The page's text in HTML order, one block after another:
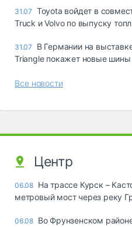
31.07 Toyota войдет в
Truck и Volvo по выпуску
31.07
В Германии на
Triangle покажет новые шины
Все новости
Центр
06.08 На трассе Курск –
метровый мост через реку
06.08 Во Фрунзенском